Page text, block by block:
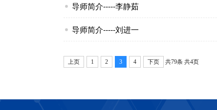
导师简介-----李静茹
导师简介-----刘进一
上页 1 2 3 4 下页 共79条 共4页